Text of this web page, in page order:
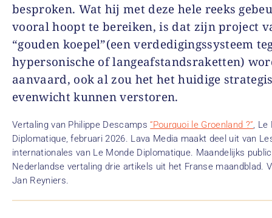
besproken. Wat hij met deze hele reeks
vooral hoopt te bereiken, is dat zijn project
“gouden koepel”(een verdedigingssysteem
hypersonische of langeafstandsraketten)
aanvaard, ook al zou het het huidige
evenwicht kunnen verstoren.
Vertaling van Philippe Descamps“Pourquoi le Groenland ?”, Le
Diplomatique, februari 2026. Lava Media maakt deel uit van
internationales van Le Monde Diplomatique. Maandelijks
Nederlandse vertaling drie artikels uit het Franse maandblad.
Jan Reyniers.